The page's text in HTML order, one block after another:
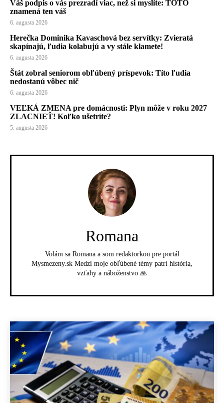
Váš podpis o vás prezradí viac, než si myslíte: TOTO
znamená ten váš
6. augusta 2026
Herečka Dominika Kavaschová bez servítky: Zvieratá
skapínajú, ľudia kolabujú a vy stále klamete!
6. augusta 2026
Štát zobral seniorom obľúbený príspevok: Títo ľudia
nedostanú vôbec nič
6. augusta 2026
VEĽKÁ ZMENA pre domácnosti: Plyn môže v roku 2027
ZLACNIEŤ! Koľko ušetríte?
5. augusta 2026
Romana
Volám sa Romana a som redaktorkou pre portál
Mysmezeny.sk Medzi moje obľúbené témy patrí história,
vzťahy a náboženstvo 🙏